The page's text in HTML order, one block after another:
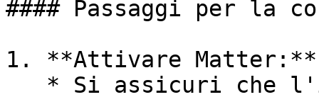
#### Passaggi per la
1. **Attivare Matter:**